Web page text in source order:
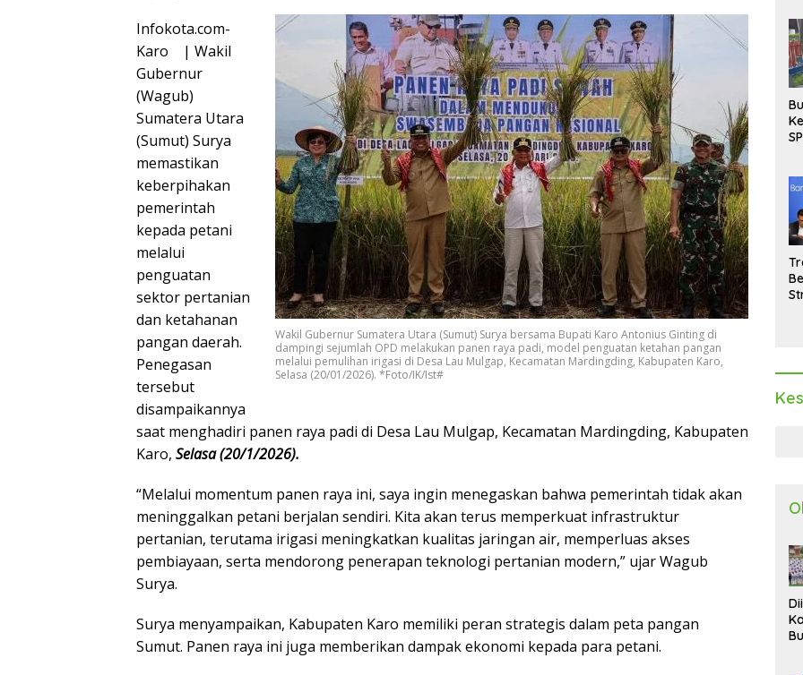
Wakil Gubernur Sumatera Utara (Sumut) Surya bersama Bupati Karo Antonius Ginting di
dampingi sejumlah OPD melakukan panen raya padi, model penguatan ketahan pangan
melalui pemulihan irigasi di Desa Lau Mulgap, Kecamatan Mardingding, Kabupaten Karo,
Selasa (20/01/2026). *Foto/IK/Ist#
Infokota.com-
Karo | Wakil
Gubernur
(Wagub)
Sumatera Utara
(Sumut) Surya
memastikan
keberpihakan
pemerintah
kepada petani
melalui
penguatan
sektor pertanian
dan ketahanan
pangan daerah.
Penegasan
tersebut
disampaikannya
saat menghadiri panen raya padi di Desa Lau Mulgap, Kecamatan Mardingding, Kabupaten
Karo, Selasa (20/1/2026).
“Melalui momentum panen raya ini, saya ingin menegaskan bahwa pemerintah tidak akan
meninggalkan petani berjalan sendiri. Kita akan terus memperkuat infrastruktur
pertanian, terutama irigasi meningkatkan kualitas jaringan air, memperluas akses
pembiayaan, serta mendorong penerapan teknologi pertanian modern,” ujar Wagub
Surya.
Surya menyampaikan, Kabupaten Karo memiliki peran strategis dalam peta pangan
Sumut. Panen raya ini juga memberikan dampak ekonomi kepada para petani.